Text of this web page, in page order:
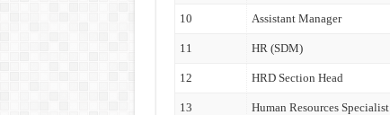
10 Assistant Manager
11 HR (SDM)
12 HRD Section Head
13 Human Resources Specialist